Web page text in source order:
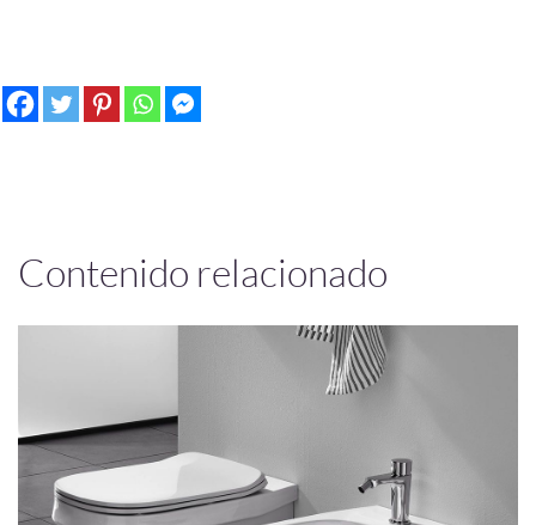
Contenido relacionado